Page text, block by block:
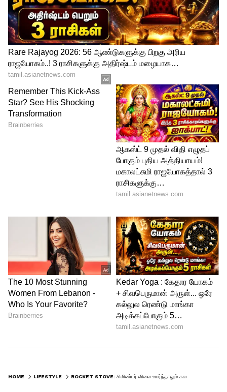
பாரம்பரிய விறகு அடுப்புகளை
ஒப்பிடுகையில் குறைந்த அளவு விறகுகளே
இதற்கு போதுமானது. சிறிய குச்சிகள்,
காய்ந்த இலைகள், சிறிய கிளைகளைக்
கொண்டு இந்த அடுப்பில் எளிதாக சமைக்க
முடியும். விறகுகள் முழுமையாக எரிவதால்
புகை வெளியேற்றமும் மிகவும் குறைவு.
இதனால் சுவாசப் பிரச்சனைகள்
தடுக்கப்படுகிறது. இந்த அடுப்பை
பயன்படுத்துவதால் சமையலறையும்
மிகவும் தூய்மையாக இருக்கும். வெப்பம்
பிற பகுதிகளுக்கு சிதறாமல் பாத்திரத்திற்கு
அடுப்பை விட கூடுதல் வேகத்துடன் உணவு
சமைக்க முடியும். மேலும் காசு கொடுத்து
விறகு வாங்க வேண்டும் என்கிற
அவசியமும் இருக்காது.
HOME LIFESTYLE